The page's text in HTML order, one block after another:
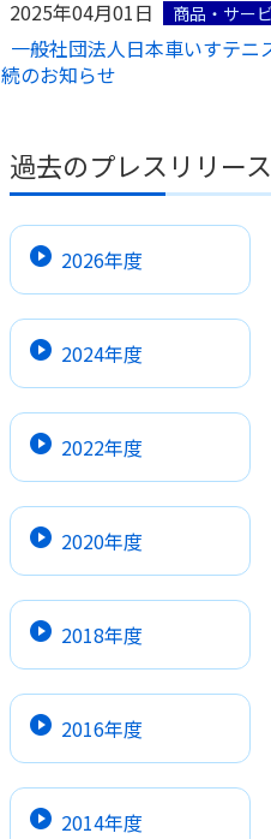
2025年04月01日
商品・サー
一般社団法人日本車いすテ
続のお知らせ
過去のプレスリリース
2026年度
2024年度
2022年度
2020年度
2018年度
2016年度
2014年度